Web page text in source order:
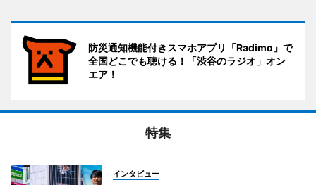
防災通知機能付きスマホアプリ「Radimo」で
全国どこでも聴ける！「渋谷のラジオ」オン
エア！
特集
インタビュー